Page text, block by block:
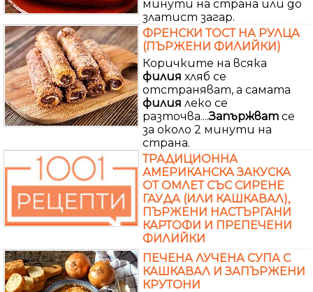
минути на страна или до
златист загар.
ФРЕНСКИ ТОСТ НА РУЛЦА
(ПЪРЖЕНИ ФИЛИЙКИ)
Коричките на всяка
филия хляб се
отстраняват, а самата
филия леко се
разточва....Запържват се
за около 2 минути на
страна.
ТРАДИЦИОННА
АМЕРИКАНСКА ЗАКУСКА
ОТ ОМЛЕТ СЪС СИРЕНЕ
ГАУДА (ИЛИ КАШКАВАЛ),
ПЪРЖЕНИ НАСТЪРГАНИ
КАРТОФИ И ПРЕПЕЧЕНИ
ФИЛИЙКИ
ПЕЧЕНА ЛУЧЕНА СУПА С
КАШКАВАЛ И ЗАПЪРЖЕНИ
КРУТОНИ